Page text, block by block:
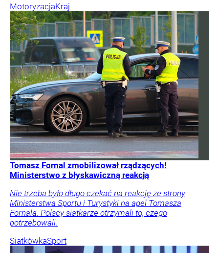
MotoryzacjaKraj
Tomasz Fornal zmobilizował rządzących!
Ministerstwo z błyskawiczną reakcją
Nie trzeba było długo czekać na reakcję ze strony
Ministerstwa Sportu i Turystyki na apel Tomasza
Fornala. Polscy siatkarze otrzymali to, czego
potrzebowali.
SiatkówkaSport